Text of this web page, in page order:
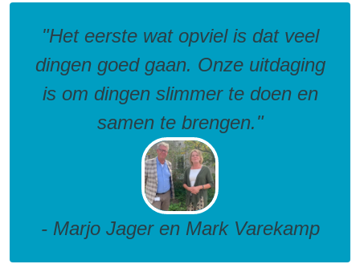
"Het eerste wat opviel is dat veel
dingen goed gaan. Onze uitdaging
is om dingen slimmer te doen en
samen te brengen."
- Marjo Jager en Mark Varekamp